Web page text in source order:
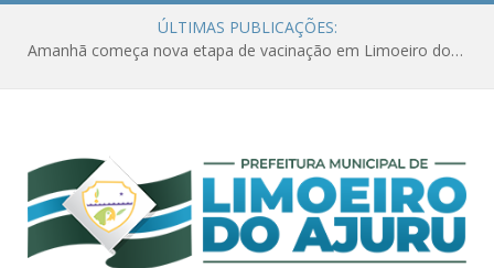
ÚLTIMAS PUBLICAÇÕES:
Amanhã começa nova etapa de vacinação em Limoeiro do Ajuru para idosos com 65 ou mais